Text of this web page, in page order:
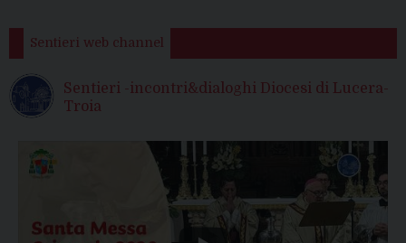
Sentieri web channel
Sentieri -incontri&dialoghi Diocesi di Lucera-
Troia